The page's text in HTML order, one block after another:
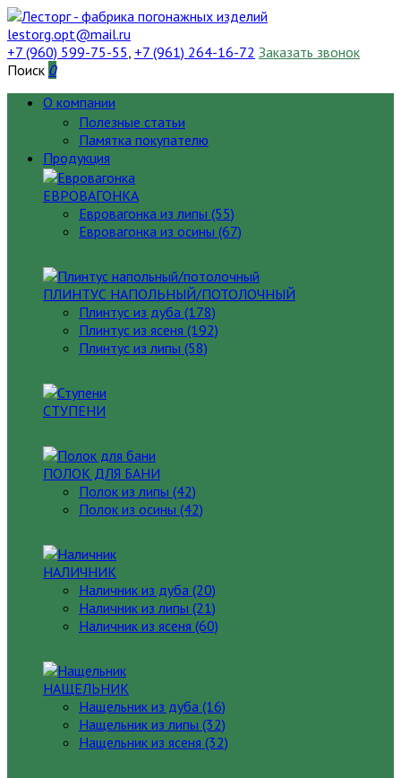
lestorg.opt@mail.ru
+7 (960) 599-75-55, +7 (961) 264-16-72 Заказать звонок
Поиск 0
О компании
Полезные статьи
Памятка покупателю
Продукция
ЕВРОВАГОНКА
Евровагонка из липы (55)
Евровагонка из осины (67)
ПЛИНТУС НАПОЛЬНЫЙ/ПОТОЛОЧНЫЙ
Плинтус из дуба (178)
Плинтус из ясеня (192)
Плинтус из липы (58)
СТУПЕНИ
ПОЛОК ДЛЯ БАНИ
Полок из липы (42)
Полок из осины (42)
НАЛИЧНИК
Наличник из дуба (20)
Наличник из липы (21)
Наличник из ясеня (60)
НАЩЕЛЬНИК
Нащельник из дуба (16)
Нащельник из липы (32)
Нащельник из ясеня (32)